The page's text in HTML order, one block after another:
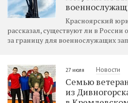
Красноярский
рассказал, существуют ли в России
за границу для военнослужащих
27 июля Новости
Семью
из